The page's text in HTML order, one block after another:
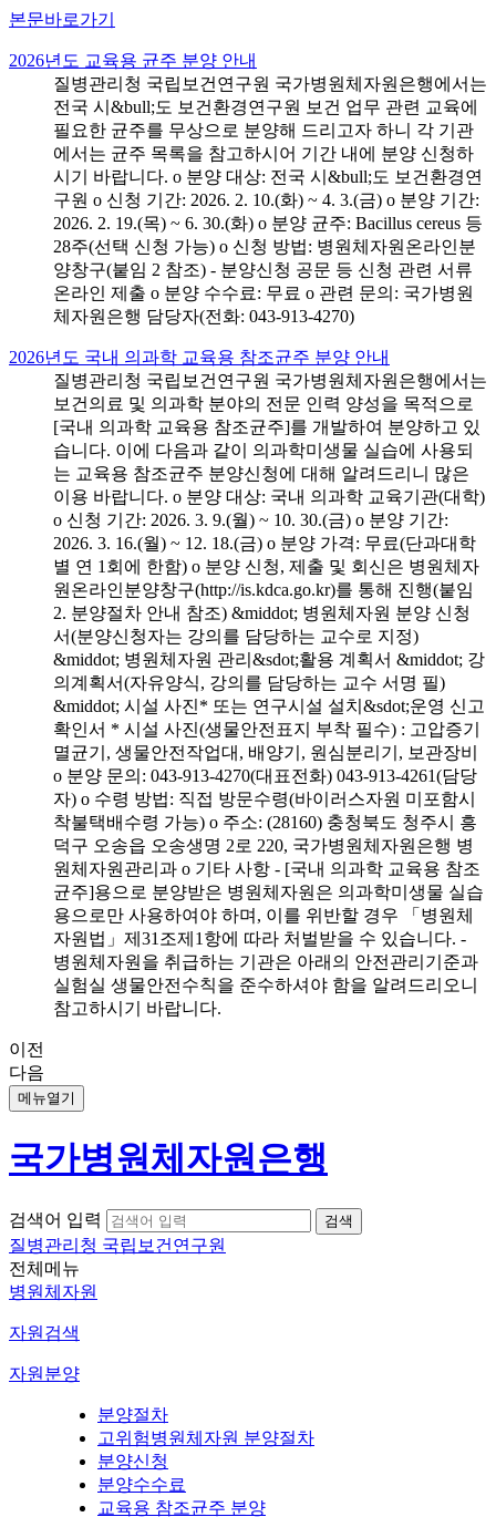
본문바로가기
2026년도 교육용 균주 분양 안내
질병관리청 국립보건연구원 국가병원체자원은행에서는
전국 시&bull;도 보건환경연구원 보건 업무 관련 교육에
필요한 균주를 무상으로 분양해 드리고자 하니 각 기관
에서는 균주 목록을 참고하시어 기간 내에 분양 신청하
시기 바랍니다. o 분양 대상: 전국 시&bull;도 보건환경연
구원 o 신청 기간: 2026. 2. 10.(화) ~ 4. 3.(금) o 분양 기간:
2026. 2. 19.(목) ~ 6. 30.(화) o 분양 균주: Bacillus cereus 등
28주(선택 신청 가능) o 신청 방법: 병원체자원온라인분
양창구(붙임 2 참조) - 분양신청 공문 등 신청 관련 서류
온라인 제출 o 분양 수수료: 무료 o 관련 문의: 국가병원
체자원은행 담당자(전화: 043-913-4270)
2026년도 국내 의과학 교육용 참조균주 분양 안내
질병관리청 국립보건연구원 국가병원체자원은행에서는
보건의료 및 의과학 분야의 전문 인력 양성을 목적으로
[국내 의과학 교육용 참조균주]를 개발하여 분양하고 있
습니다. 이에 다음과 같이 의과학미생물 실습에 사용되
는 교육용 참조균주 분양신청에 대해 알려드리니 많은
이용 바랍니다. o 분양 대상: 국내 의과학 교육기관(대학)
o 신청 기간: 2026. 3. 9.(월) ~ 10. 30.(금) o 분양 기간:
2026. 3. 16.(월) ~ 12. 18.(금) o 분양 가격: 무료(단과대학
별 연 1회에 한함) o 분양 신청, 제출 및 회신은 병원체자
원온라인분양창구(http://is.kdca.go.kr)를 통해 진행(붙임
2. 분양절차 안내 참조) &middot; 병원체자원 분양 신청
서(분양신청자는 강의를 담당하는 교수로 지정)
&middot; 병원체자원 관리&sdot;활용 계획서 &middot; 강
의계획서(자유양식, 강의를 담당하는 교수 서명 필)
&middot; 시설 사진* 또는 연구시설 설치&sdot;운영 신고
확인서 * 시설 사진(생물안전표지 부착 필수) : 고압증기
멸균기, 생물안전작업대, 배양기, 원심분리기, 보관장비
o 분양 문의: 043-913-4270(대표전화) 043-913-4261(담당
자) o 수령 방법: 직접 방문수령(바이러스자원 미포함시
착불택배수령 가능) o 주소: (28160) 충청북도 청주시 흥
덕구 오송읍 오송생명 2로 220, 국가병원체자원은행 병
원체자원관리과 o 기타 사항 - [국내 의과학 교육용 참조
균주]용으로 분양받은 병원체자원은 의과학미생물 실습
용으로만 사용하여야 하며, 이를 위반할 경우 「병원체
자원법」제31조제1항에 따라 처벌받을 수 있습니다. -
병원체자원을 취급하는 기관은 아래의 안전관리기준과
실험실 생물안전수칙을 준수하셔야 함을 알려드리오니
참고하시기 바랍니다.
이전
다음
메뉴열기
국가병원체자원은행
검색어 입력
질병관리청 국립보건연구원
전체메뉴
병원체자원
자원검색
자원분양
분양절차
고위험병원체자원 분양절차
분양신청
분양수수료
교육용 참조균주 분양